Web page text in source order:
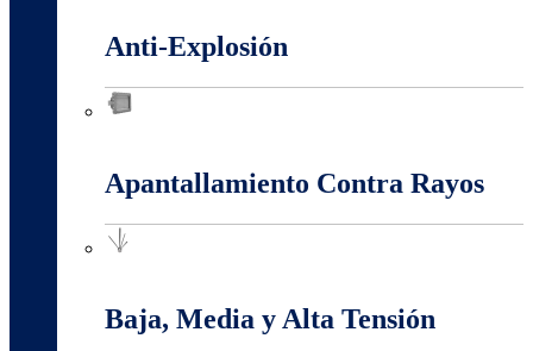
Anti-Explosión
Apantallamiento Contra Rayos
Baja, Media y Alta Tensión